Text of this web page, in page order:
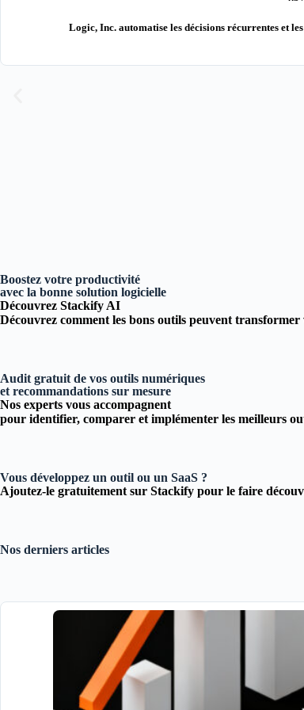
Logic, Inc. automatise les décisions récurrentes et
Boostez votre productivité
avec la bonne solution logicielle
Découvrez Stackify AI
Découvrez comment les bons outils peuvent
Audit gratuit de vos outils numériques
et recommandations sur mesure
Nos experts vous accompagnent
pour identifier, comparer et implémenter les meilleurs
Vous développez un outil ou un SaaS ?
Ajoutez-le gratuitement sur Stackify pour le faire
Nos derniers articles